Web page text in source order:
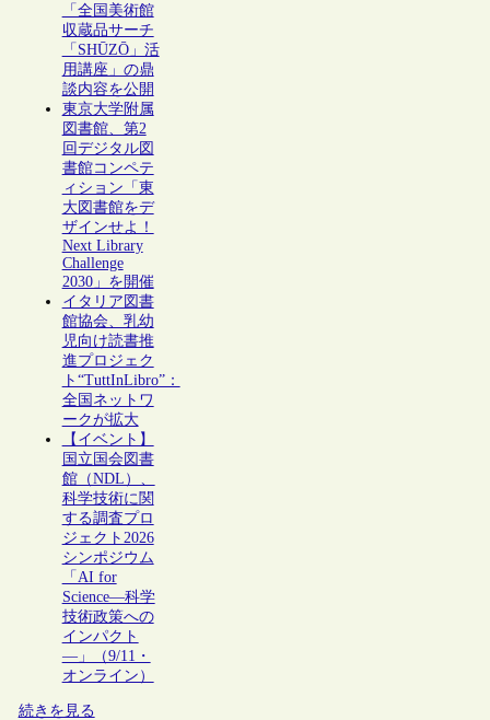
「全国美術館
収蔵品サーチ
「SHŪZŌ」活
用講座」の鼎
談内容を公開
東京大学附属
図書館、第2
回デジタル図
書館コンペテ
ィション「東
大図書館をデ
ザインせよ！
Next Library
Challenge
2030」を開催
イタリア図書
館協会、乳幼
児向け読書推
進プロジェク
ト“TuttInLibro”：
全国ネットワ
ークが拡大
【イベント】
国立国会図書
館（NDL）、
科学技術に関
する調査プロ
ジェクト2026
シンポジウム
「AI for
Science―科学
技術政策への
インパクト
―」（9/11・
オンライン）
続きを見る